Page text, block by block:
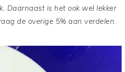
Daarnaast is het ook wel lekker
de overige 5% aan verdelen.